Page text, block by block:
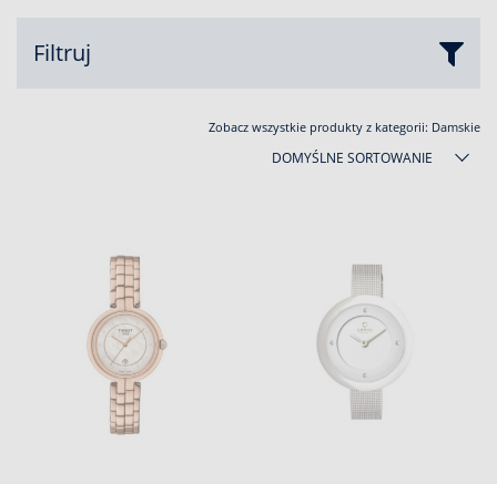
Filtruj
Zobacz wszystkie produkty z kategorii: Damskie
DOMYŚLNE SORTOWANIE